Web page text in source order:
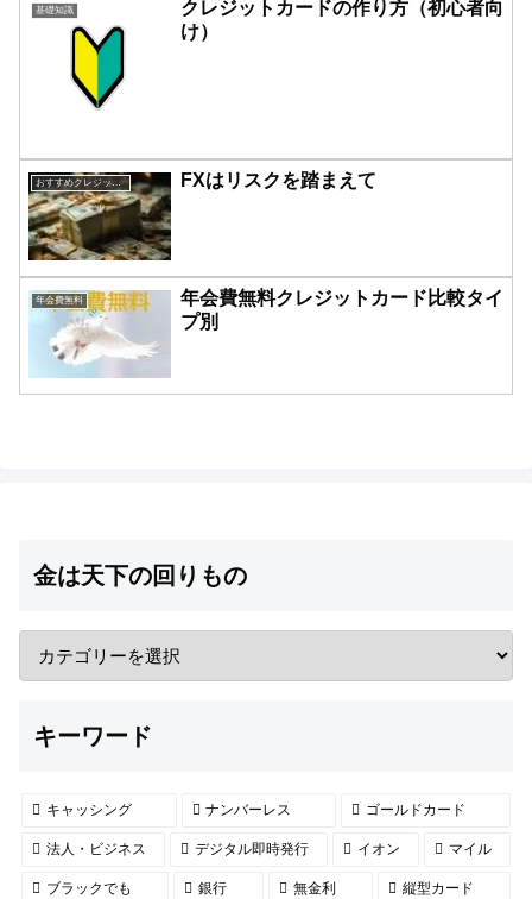
基礎知識
クレジットカードの作り方（初心者向
け）
おすすめクレジットカード比較 FXはリスクを踏まえて
年会費無料
年会費無料クレジットカード比較タイ
プ別
金は天下の回りもの
キーワード
キャッシング ナンバーレス ゴールドカード
法人・ビジネス デジタル即時発行 イオン マイル
ブラックでも 銀行 無金利 縦型カード